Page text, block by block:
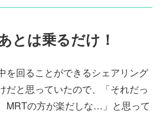
とは乗るだけ！
を回ることができるシェアリング
だと思っていたので、「それだっ
MRTの方が楽だしな…」と思って